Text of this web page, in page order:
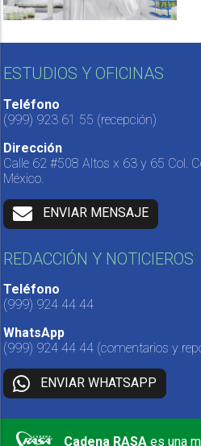
ESTUDIOS Y OFICINAS
Teléfono
(999) 923 61 55 (recepción)
Dirección
Calle 62 #508 Altos x 63 y 65 Col.
México.
ENVIAR MENSAJE
REDACCIÓN Y NOTICIEROS
Teléfono
(999) 924 44 44
WhatsApp
(999) 924 44 44 (comentarios y
ENVIAR WHATSAPP
Cadena RASA es una